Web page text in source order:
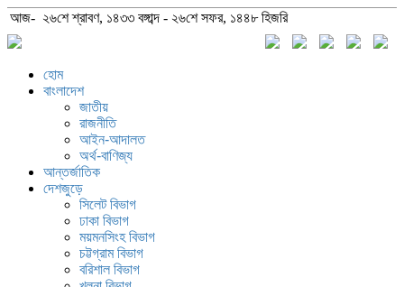
আজ- ২৬শে শ্রাবণ, ১৪৩৩ বঙ্গাব্দ - ২৬শে সফর, ১৪৪৮ হিজরি
হোম
বাংলাদেশ
জাতীয়
রাজনীতি
আইন-আদালত
অর্থ-বাণিজ্য
আন্তর্জাতিক
দেশজুড়ে
সিলেট বিভাগ
ঢাকা বিভাগ
ময়মনসিংহ বিভাগ
চট্টগ্রাম বিভাগ
বরিশাল বিভাগ